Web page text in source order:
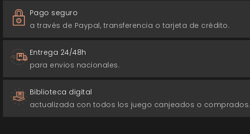
Pago seguro
a través de Paypal, transferencia o tarjeta de crédito.
Entrega 24/48h
para envios nacionales.
Biblioteca digital
actualizada con todos los juego canjeados o comprados.